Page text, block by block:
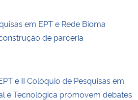
em EPT e Rede Bioma
de parceria
e II Colóquio de Pesquisas em
e Tecnológica promovem debates